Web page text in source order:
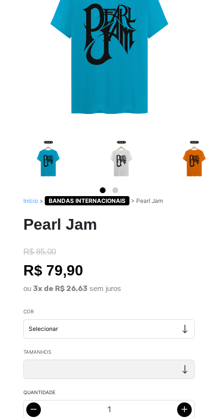
Início > BANDAS INTERNACIONAIS > Pearl Jam
Pearl Jam
R$ 85,00
R$ 79,90
ou 3x de R$ 26,63 sem juros
COR
TAMANHOS
QUANTIDADE